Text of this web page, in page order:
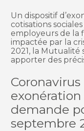
Un dispositif
cotisations
employeurs de la
impactée par la
2021, la Mutualité
apporter des
Coronavirus
exonération
demande
septembre